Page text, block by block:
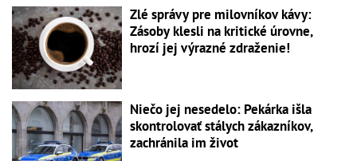
Zlé správy pre milovníkov kávy:
Zásoby klesli na kritické úrovne,
hrozí jej výrazné zdraženie!
Niečo jej nesedelo: Pekárka išla
skontrolovať stálych zákazníkov,
zachránila im život